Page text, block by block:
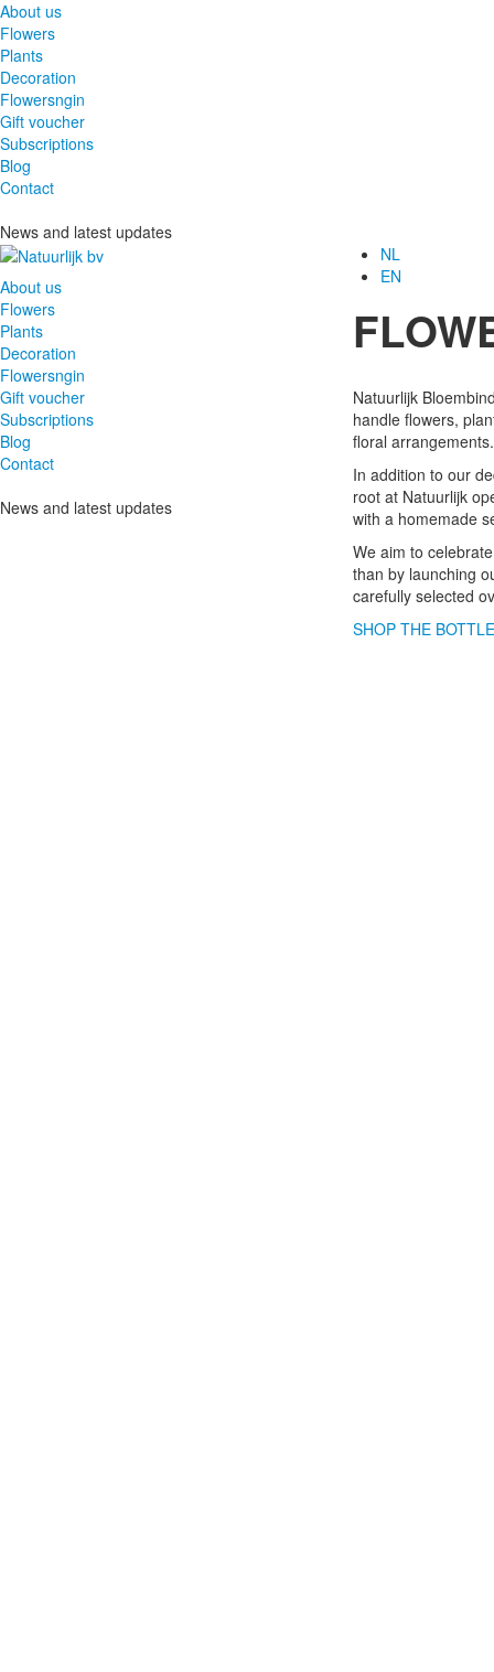
About us
Flowers
Plants
Decoration
Flowersngin
Gift voucher
Subscriptions
Blog
Contact
News and latest updates
About us
Flowers
Plants
Decoration
Flowersngin
Gift voucher
Subscriptions
Blog
Contact
News and latest updates
NL
EN
Natuurlijk
handle flowers,
floral arrangements.
In addition to our
root at Natuurlijk
with a homemade
We aim to
than by launching
carefully selected
SHOP THE BOTTLE